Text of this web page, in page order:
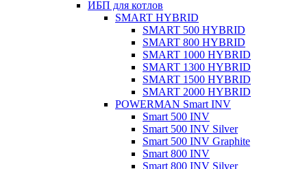
ИБП для котлов
SMART HYBRID
SMART 500 HYBRID
SMART 800 HYBRID
SMART 1000 HYBRID
SMART 1300 HYBRID
SMART 1500 HYBRID
SMART 2000 HYBRID
POWERMAN Smart INV
Smart 500 INV
Smart 500 INV Silver
Smart 500 INV Graphite
Smart 800 INV
Smart 800 INV Silver